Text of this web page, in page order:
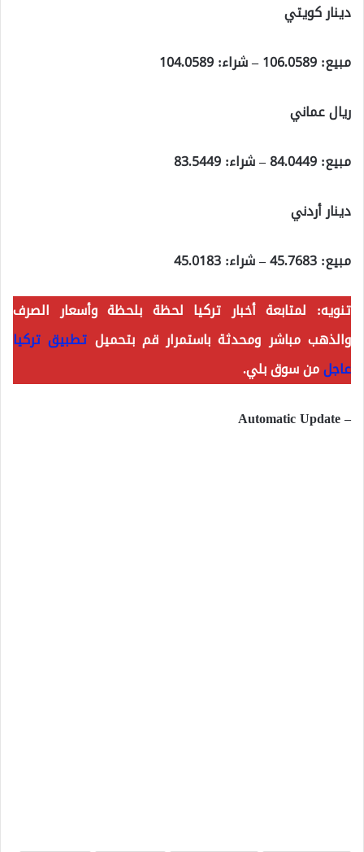
دينار كويتي
مبيع: 106.0589 – شراء: 104.0589
ريال عماني
مبيع: 84.0449 – شراء: 83.5449
دينار أردني
مبيع: 45.7683 – شراء: 45.0183
تنويه: لمتابعة أخبار تركيا لحظة بلحظة وأسعار الصرف
والذهب مباشر ومحدثة باستمرار قم بتحميل تطبيق تركيا
عاجلمن سوق بلي.
– Automatic Update